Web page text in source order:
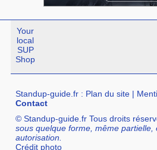
Your
local
SUP
Shop
Standup-guide.fr : Plan du site |
Contact
© Standup-guide.fr Tous droits
sous quelque forme, même partielle,
autorisation.
Crédit photo